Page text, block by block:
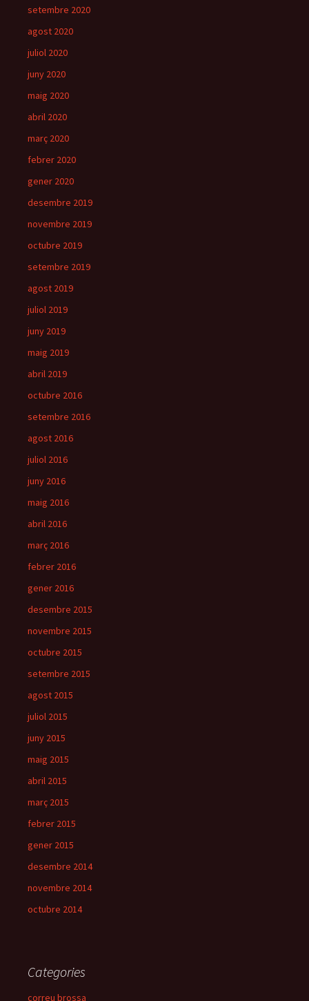
setembre 2020
agost 2020
juliol 2020
juny 2020
maig 2020
abril 2020
març 2020
febrer 2020
gener 2020
desembre 2019
novembre 2019
octubre 2019
setembre 2019
agost 2019
juliol 2019
juny 2019
maig 2019
abril 2019
octubre 2016
setembre 2016
agost 2016
juliol 2016
juny 2016
maig 2016
abril 2016
març 2016
febrer 2016
gener 2016
desembre 2015
novembre 2015
octubre 2015
setembre 2015
agost 2015
juliol 2015
juny 2015
maig 2015
abril 2015
març 2015
febrer 2015
gener 2015
desembre 2014
novembre 2014
octubre 2014
Categories
correu brossa